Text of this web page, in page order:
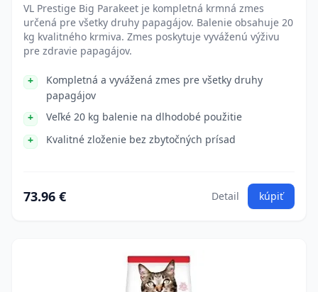
VL Prestige Big Parakeet je kompletná krmná zmes
určená pre všetky druhy papagájov. Balenie obsahuje 20
kg kvalitného krmiva. Zmes poskytuje vyváženú výživu
pre zdravie papagájov.
Kompletná a vyvážená zmes pre všetky druhy
papagájov
Veľké 20 kg balenie na dlhodobé použitie
Kvalitné zloženie bez zbytočných prísad
73.96 € Detail kúpiť